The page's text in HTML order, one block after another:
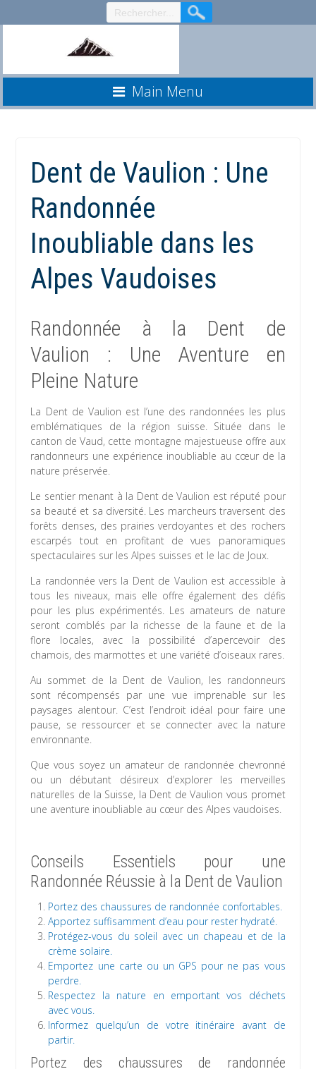
au
Main Menu
Dent de Vaulion : Une
Randonnée
Inoubliable dans les
Alpes Vaudoises
Randonnée à la Dent de
Vaulion : Une Aventure en
Pleine Nature
La Dent de Vaulion est l’une des randonnées les plus
emblématiques de la région suisse. Située dans le
canton de Vaud, cette montagne majestueuse offre aux
randonneurs une expérience inoubliable au cœur de la
nature préservée.
Le sentier menant à la Dent de Vaulion est réputé pour
sa beauté et sa diversité. Les marcheurs traversent des
forêts denses, des prairies verdoyantes et des rochers
escarpés tout en profitant de vues panoramiques
spectaculaires sur les Alpes suisses et le lac de Joux.
La randonnée vers la Dent de Vaulion est accessible à
tous les niveaux, mais elle offre également des défis
pour les plus expérimentés. Les amateurs de nature
seront comblés par la richesse de la faune et de la
flore locales, avec la possibilité d’apercevoir des
chamois, des marmottes et une variété d’oiseaux rares.
Au sommet de la Dent de Vaulion, les randonneurs
sont récompensés par une vue imprenable sur les
paysages alentour. C’est l’endroit idéal pour faire une
pause, se ressourcer et se connecter avec la nature
environnante.
Que vous soyez un amateur de randonnée chevronné
ou un débutant désireux d’explorer les merveilles
naturelles de la Suisse, la Dent de Vaulion vous promet
une aventure inoubliable au cœur des Alpes vaudoises.
Conseils Essentiels pour une
Randonnée Réussie à la Dent de Vaulion
Portez des chaussures de randonnée confortables.
Apportez suffisamment d’eau pour rester hydraté.
Protégez-vous du soleil avec un chapeau et de la
crème solaire.
Emportez une carte ou un GPS pour ne pas vous
perdre.
Respectez la nature en emportant vos déchets
avec vous.
Informez quelqu’un de votre itinéraire avant de
partir.
Portez des chaussures de randonnée